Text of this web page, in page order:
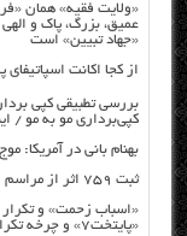
«ولایت فقیه» همان
عمیق، بزرگ، پاک و
«جهاد تبیین» است
از کجا اکانت اسپاتیفای پرمیوم
بررسی تطبیقی کپی
کپی‌برداری مو به مو /
بهنام بانی در آمریکا:
ثبت ۷۵۹ اثر از مراسم وداع و تشییع رهبر شهید انقلاب
«اسباب زحمت» و تکرار
«پایتخت۷» و چرخه تکرار